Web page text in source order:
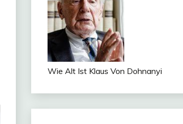
Wie Alt Ist Klaus Von Dohnanyi